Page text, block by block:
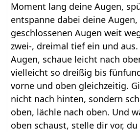
Moment lang deine Augen,
entspanne dabei deine
geschlossenen Augen weit
zwei-, dreimal tief ein und
Augen, schaue leicht nach
vielleicht so dreißig bis
vorne und oben gleichzeitig.
nicht nach hinten, sondern
oben, lächle nach oben. Und
oben schaust, stelle dir vor,